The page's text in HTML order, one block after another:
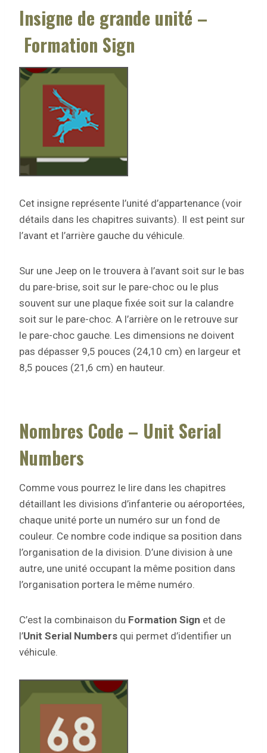
Insigne de grande unité –
Formation Sign
Cet insigne représente l’unité d’appartenance (voir
détails dans les chapitres suivants). Il est peint sur
l’avant et l’arrière gauche du véhicule.
Sur une Jeep on le trouvera à l’avant soit sur le bas
du pare-brise, soit sur le pare-choc ou le plus
souvent sur une plaque fixée soit sur la calandre
soit sur le pare-choc. A l’arrière on le retrouve sur
le pare-choc gauche. Les dimensions ne doivent
pas dépasser 9,5 pouces (24,10 cm) en largeur et
8,5 pouces (21,6 cm) en hauteur.
Nombres Code – Unit Serial
Numbers
Comme vous pourrez le lire dans les chapitres
détaillant les divisions d’infanterie ou aéroportées,
chaque unité porte un numéro sur un fond de
couleur. Ce nombre code indique sa position dans
l’organisation de la division. D’une division à une
autre, une unité occupant la même position dans
l’organisation portera le même numéro.
C’est la combinaison du Formation Sign et de
l’Unit Serial Numbers qui permet d’identifier un
véhicule.